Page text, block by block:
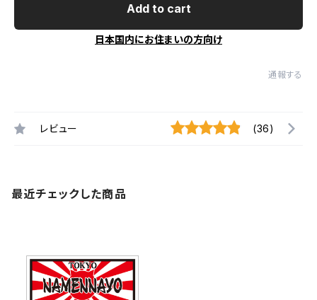
Add to cart
日本国内にお住まいの方向け
通報する
レビュー (36)
最近チェックした商品